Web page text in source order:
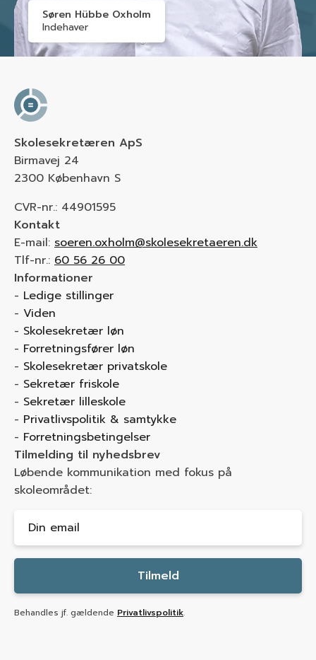
Søren Hübbe Oxholm
Indehaver
Skolesekretæren ApS
Birmavej 24
2300 København S
CVR-nr.: 44901595
Kontakt
E-mail: soeren.oxholm@skolesekretaeren.dk
Tlf-nr.: 60 56 26 00
Informationer
Ledige stillinger
Viden
Skolesekretær løn
Forretningsfører løn
Skolesekretær privatskole
Sekretær friskole
Sekretær lilleskole
Privatlivspolitik & samtykke
Forretningsbetingelser
Tilmelding til nyhedsbrev
Løbende kommunikation med fokus på
skoleområdet:
Tilmeld
Behandles jf. gældende Privatlivspolitik.